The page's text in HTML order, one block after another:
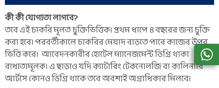
কী কী যোগ্যতা লাগবে?
তবে এই চাকরি মূলত চুক্তিভিত্তিক। প্রথম ধাপে ৪ বছরের জন্য চুক্তি
করা হবে। পরবর্তীকালে চাকরির মেয়াদ বাড়তে পারে কাজের উপর
ভিত্তি করে। আবেদনকারীর হোটেল ম্যানেজমেন্ট ডিগ্রি থাকা
বাধ্যতামূলক। এ ছাড়াও যদি ক্যাটারিং টেকনোলজি বা কালিনারি
আর্টসে কোনও ডিগ্রি থাকে তবে অবশ্যই অগ্রাধিকার মিলবে।